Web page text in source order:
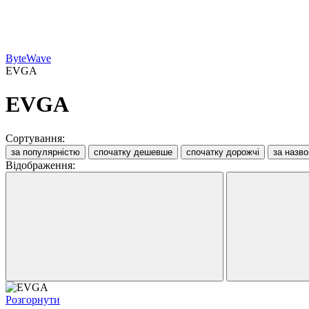
ByteWave
EVGA
EVGA
Сортування:
за популярністю спочатку дешевше спочатку дорожчі за
Відображення:
Розгорнути